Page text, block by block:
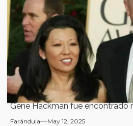
Gene Hackman fue encontrado
Farándula May 12, 2025